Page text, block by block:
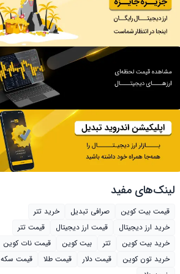
لینک‌های مفید
قیمت بیت کوین صرافی تبدیل
خرید تتر
خرید ارز دیجیتال
قیمت ارز دیجیتال
قیمت تتر
خرید بیت‌ کوین
تتر بیت کوین
قیمت نات کوین
خرید تون کوین
قیمت دلار قیمت طلا
قیمت سکه